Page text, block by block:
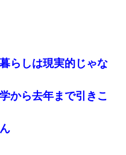
らしは現実的じゃな
から去年まで引きこ